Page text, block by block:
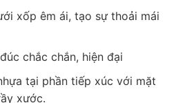
xốp êm ái, tạo sự thoải mái
chắc chắn, hiện đại
tại phần tiếp xúc với mặt
xước.